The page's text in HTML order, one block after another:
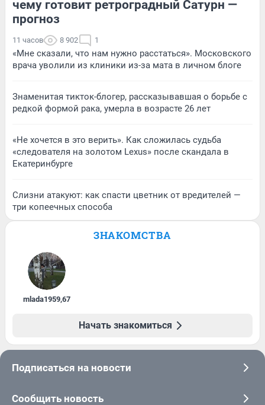
чему готовит ретроградный Сатурн —
прогноз
11 часов 8 902 1
«Мне сказали, что нам нужно расстаться». Московского
врача уволили из клиники из-за мата в личном блоге
Знаменитая тикток-блогер, рассказывавшая о борьбе с
редкой формой рака, умерла в возрасте 26 лет
«Не хочется в это верить». Как сложилась судьба
«следователя на золотом Lexus» после скандала в
Екатеринбурге
Слизни атакуют: как спасти цветник от вредителей —
три копеечных способа
ЗНАКОМСТВА
mlada1959,67
Начать знакомиться
Подписаться на новости
Сообщить новость